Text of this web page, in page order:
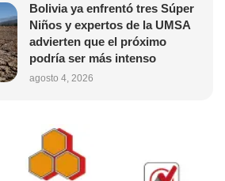
Bolivia ya enfrentó tres Súper
Niños y expertos de la UMSA
advierten que el próximo
podría ser más intenso
agosto 4, 2026